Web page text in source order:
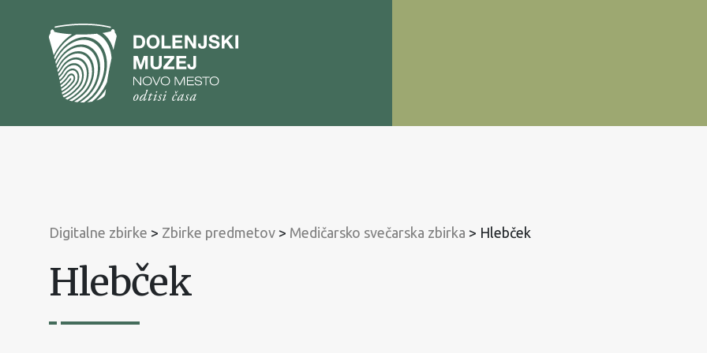
Na
Digitalne zbirke > Zbirke predmetov > Medičarsko svečarska zbirka > Hlebček
Hlebček